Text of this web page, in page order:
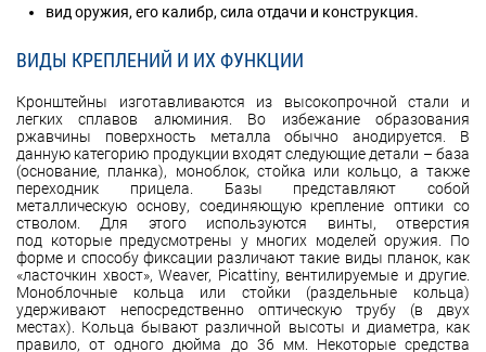
вид оружия, его калибр, сила отдачи и конструкция.
ВИДЫ КРЕПЛЕНИЙ И ИХ ФУНКЦИИ
Кронштейны изготавливаются из высокопрочной стали и
легких сплавов алюминия. Во избежание образования
ржавчины поверхность металла обычно анодируется. В
данную категорию продукции входят следующие детали – база
(основание, планка), моноблок, стойка или кольцо, а также
переходник прицела. Базы представляют собой
металлическую основу, соединяющую крепление оптики со
стволом. Для этого используются винты, отверстия
под которые предусмотрены у многих моделей оружия. По
форме и способу фиксации различают такие виды планок, как
«ласточкин хвост», Weaver, Picattiny, вентилируемые и другие.
Моноблочные кольца или стойки (раздельные кольца)
удерживают непосредственно оптическую трубу (в двух
местах). Кольца бывают различной высоты и диаметра, как
правило, от одного дюйма до 36 мм. Некоторые средства